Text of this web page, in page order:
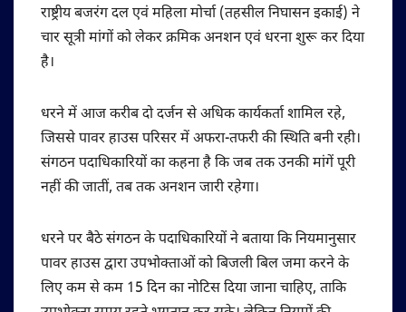
राष्ट्रीय बजरंग दल एवं महिला मोर्चा (तहसील निघासन इकाई) ने
चार सूत्री मांगों को लेकर क्रमिक अनशन एवं धरना शुरू कर दिया
है।
धरने में आज करीब दो दर्जन से अधिक कार्यकर्ता शामिल रहे,
जिससे पावर हाउस परिसर में अफरा-तफरी की स्थिति बनी रही।
संगठन पदाधिकारियों का कहना है कि जब तक उनकी मांगें पूरी
नहीं की जातीं, तब तक अनशन जारी रहेगा।
धरने पर बैठे संगठन के पदाधिकारियों ने बताया कि नियमानुसार
पावर हाउस द्वारा उपभोक्ताओं को बिजली बिल जमा करने के
लिए कम से कम 15 दिन का नोटिस दिया जाना चाहिए, ताकि